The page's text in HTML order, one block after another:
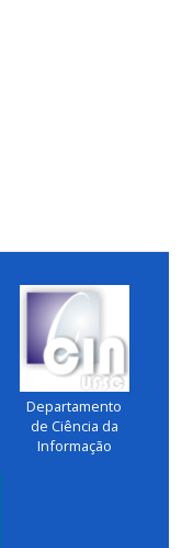
Departamento
de Ciência da
Informação